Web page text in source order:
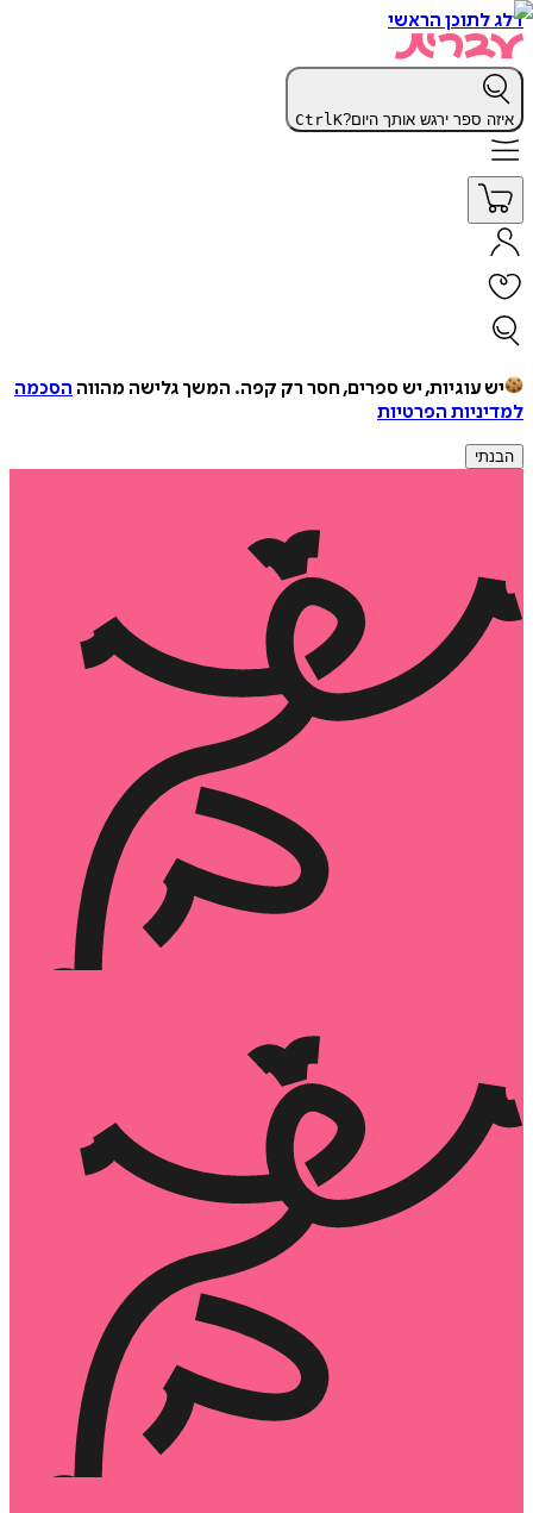
דלג לתוכן הראשי
איזה ספר ירגש אותך היום? CtrlK
יש עוגיות, יש ספרים, חסר רק קפה. המשך גלישה מהווה הסכמה
למדיניות הפרטיות
הבנתי